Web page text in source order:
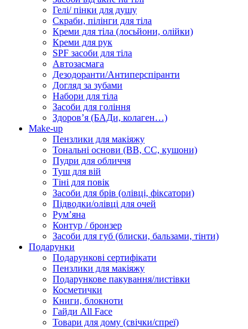
Гелі/ пінки для душу
Скраби, пілінги для тіла
Креми для тіла (лосьйони, олійки)
Креми для рук
SPF засоби для тіла
Автозасмага
Дезодоранти/Антиперспіранти
Догляд за зубами
Набори для тіла
Засоби для гоління
Здоровʼя (БАДи, колаген…)
Make-up
Пензлики для макіяжу
Тональні основи (BB, CC, кушони)
Пудри для обличчя
Туш для вій
Тіні для повік
Засоби для брів (олівці, фіксатори)
Підводки/олівці для очей
Румʼяна
Контур / бронзер
Засоби для губ (блиски, бальзами, тінти)
Подарунки
Подарункові сертифікати
Пензлики для макіяжу
Подарункове пакування/листівки
Косметички
Книги, блокноти
Гайди All Face
Товари для дому (свічки/спреї)